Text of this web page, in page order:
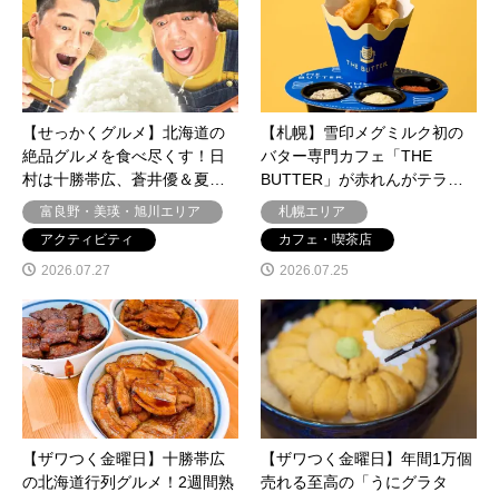
【せっかくグルメ】北海道の
絶品グルメを食べ尽くす！日
村は十勝帯広、蒼井優＆夏…
富良野・美瑛・旭川エリア
アクティビティ
2026.07.27
【札幌】雪印メグミルク初の
バター専門カフェ「THE
BUTTER」が赤れんがテラ…
札幌エリア
カフェ・喫茶店
2026.07.25
【ザワつく金曜日】十勝帯広
の北海道行列グルメ！2週間熟
【ザワつく金曜日】年間1万個
売れる至高の「うにグラタ